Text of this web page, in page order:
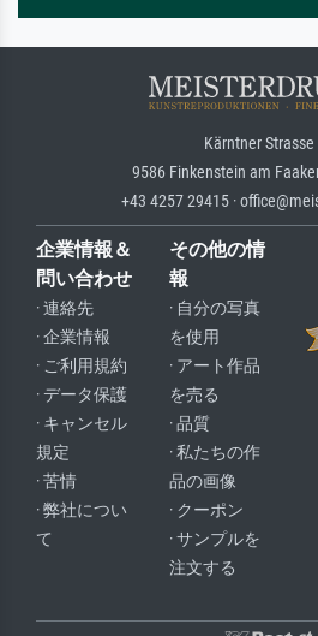
Kärntner Strasse
9586 Finkenstein am
+43 4257 29415 ·
企業情報＆
問い合わせ
· 連絡先
· 企業情報
· ご利用規約
· データ保護
· キャンセル
規定
· 苦情
· 弊社につい
て
その他の情
報
· 自分の写真
を使用
· アート作品
を売る
· 品質
· 私たちの作
品の画像
· クーポン
· サンプルを
注文する